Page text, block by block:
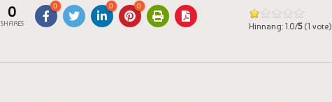
Hinnang: 1.0/5(1 vote)
0
SHARES
0 0 0